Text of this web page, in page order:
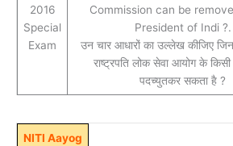
2016
Special
Exam
Commission can be
President of Indi ?.
उन चार आधारों का उल्लेख कीजिए
राष्ट्रपति लोक सेवा आयोग के
पदच्युतकर सकता है ?
NITI Aayog